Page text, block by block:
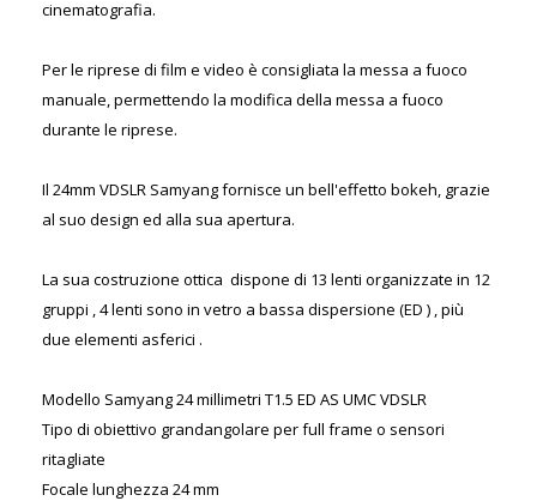
cinematografia.
Per le riprese di film e video è consigliata la messa a fuoco
manuale, permettendo la modifica della messa a fuoco
durante le riprese.
Il 24mm VDSLR Samyang fornisce un bell'effetto bokeh, grazie
al suo design ed alla sua apertura.
La sua costruzione ottica dispone di 13 lenti organizzate in 12
gruppi , 4 lenti sono in vetro a bassa dispersione (ED ) , più
due elementi asferici .
Modello Samyang 24 millimetri T1.5 ED AS UMC VDSLR
Tipo di obiettivo grandangolare per full frame o sensori
ritagliate
Focale lunghezza 24 mm